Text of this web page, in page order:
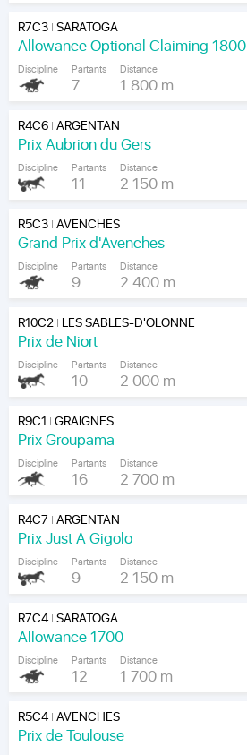
R7C3|SARATOGA
Allowance Optional Claiming 1800
Discipline Partants
7
Distance
1 800 m
R4C6|ARGENTAN
Prix Aubrion du Gers
Discipline Partants
11
Distance
2 150 m
R5C3|AVENCHES
Grand Prix d'Avenches
Discipline Partants
9
Distance
2 400 m
R10C2| LES SABLES-D'OLONNE
Prix de Niort
Discipline Partants
10
Distance
2 000 m
R9C1 |GRAIGNES
Prix Groupama
Discipline Partants
16
Distance
2 700 m
R4C7 |ARGENTAN
Prix Just A Gigolo
Discipline Partants
9
Distance
2 150 m
R7C4|SARATOGA
Allowance 1700
Discipline Partants
12
Distance
1 700 m
R5C4|AVENCHES
Prix de Toulouse